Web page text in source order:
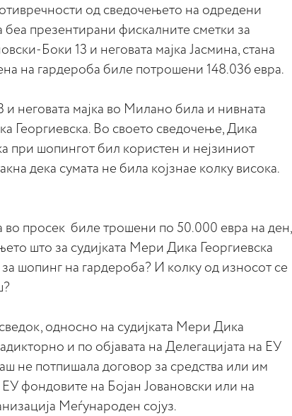
од сведочењето на одредени
беа презентирани фискалните сметки за
Боки 13 и неговата мајка Јасмина, стана
на гардероба биле потрошени 148.036 евра.
неговата мајка во Милано била и нивната
Георгиевска. Во своето сведочење, Дика
при шопингот бил користен и нејзиниот
дека сумата не била којзнае колку висока.
во просек биле трошени по 50.000 евра на ден,
што за судијката Мери Дика Георгиевска
за шопинг на гардероба? И колку од износот се
односно на судијката Мери Дика
и по објавата на Делегацијата на ЕУ
не потпишала договор за средства или им
фондовите на Бојан Јовановски или на
Меѓународен сојуз.